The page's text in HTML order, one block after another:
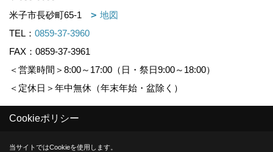
米子市長砂町65-1
地図
TEL： 0859-37-3960
FAX：0859-37-3961
＜営業時間＞8:00～17:00（日・祭日9:00～18:00）
＜定休日＞年中無休（年末年始・盆除く）
Produced byゴデスクリエイト
Cookieポリシー
当サイトではCookieを使用します。